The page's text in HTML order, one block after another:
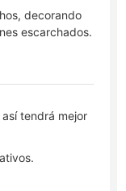
decorando
escarchados.
tendrá mejor